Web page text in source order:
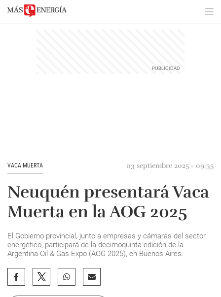
VACA MUERTA 03 septiembre 2025 - 09:35
Neuquén presentará Vaca
Muerta en la AOG 2025
El Gobierno provincial, junto a empresas y cámaras del sector
energético, participará de la decimoquinta edición de la
Argentina Oil & Gas Expo (AOG 2025), en Buenos Aires.